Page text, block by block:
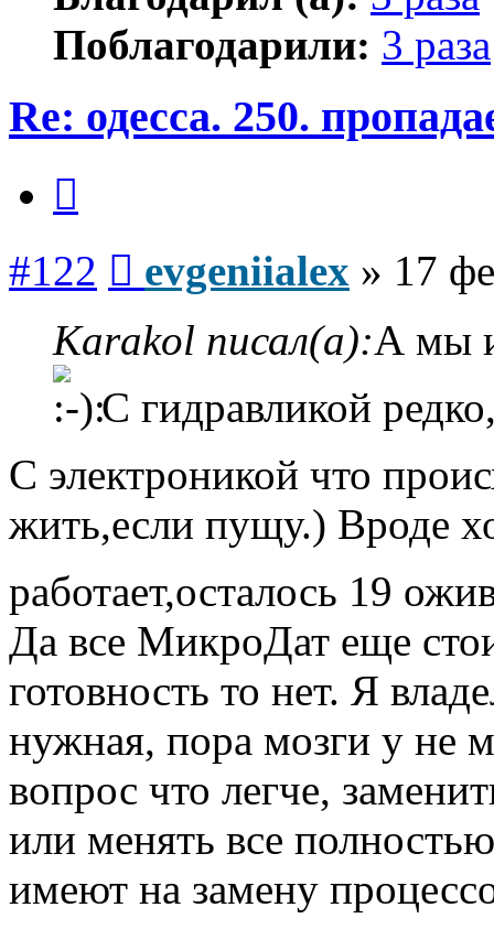
Поблагодарили: 3 раза
Re: одесса. 250.
#122 evgeniialex » 17
Karakol писал(а):А мы
С гидравликой
С электроникой что
жить,если пущу.) Вроде
работает,осталось 19
Да все МикроДат еще
готовность то нет. Я
нужная, пора мозги у не
вопрос что легче,
или менять все
имеют на замену